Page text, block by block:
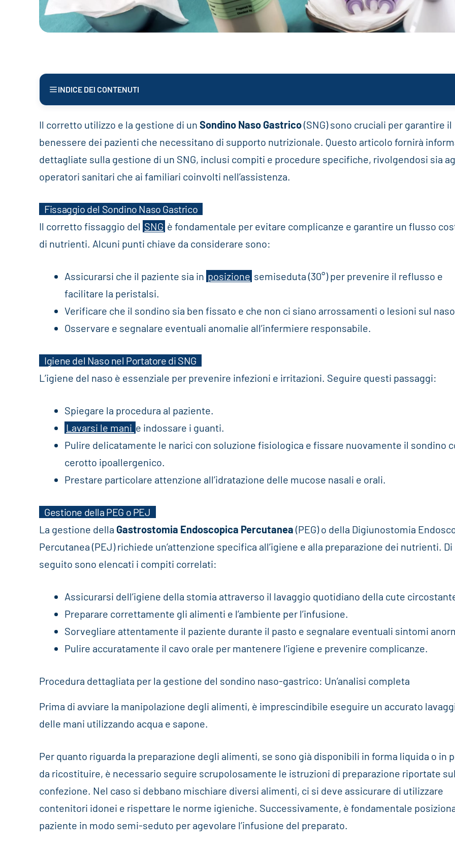
INDICE DEI CONTENUTI
Il corretto utilizzo e la gestione di unSondino Naso Gastrico(SNG) sono cruciali per garantire il
benessere dei pazienti che necessitano di supporto nutrizionale. Questo articolo fornirà
dettagliate sulla gestione di un SNG, inclusi compiti e procedure specifiche, rivolgendosi sia
operatori sanitari che ai familiari coinvolti nell’assistenza.
Fissaggio del Sondino Naso Gastrico
Il corretto fissaggio del SNG è fondamentale per evitare complicanze e garantire un flusso
di nutrienti. Alcuni punti chiave da considerare sono:
Assicurarsi che il paziente sia in posizione semiseduta (30°) per prevenire il reflusso e
facilitare la peristalsi.
Verificare che il sondino sia ben fissato e che non ci siano arrossamenti o lesioni sul
Osservare e segnalare eventuali anomalie all’infermiere responsabile.
Igiene del Naso nel Portatore di SNG
L’igiene del naso è essenziale per prevenire infezioni e irritazioni. Seguire questi passaggi:
Spiegare la procedura al paziente.
Lavarsi le mani e indossare i guanti.
Pulire delicatamente le narici con soluzione fisiologica e fissare nuovamente il sondino
cerotto ipoallergenico.
Prestare particolare attenzione all’idratazione delle mucose nasali e orali.
Gestione della PEG o PEJ
La gestione della Gastrostomia Endoscopica Percutanea (PEG) o della Digiunostomia
Percutanea (PEJ) richiede un’attenzione specifica all’igiene e alla preparazione dei nutrienti. Di
seguito sono elencati i compiti correlati:
Assicurarsi dell’igiene della stomia attraverso il lavaggio quotidiano della cute
Preparare correttamente gli alimenti e l’ambiente per l’infusione.
Sorvegliare attentamente il paziente durante il pasto e segnalare eventuali sintomi
Pulire accuratamente il cavo orale per mantenere l’igiene e prevenire complicanze.
Procedura dettagliata per la gestione del sondino naso-gastrico: Un’analisi completa
Prima di avviare la manipolazione degli alimenti, è imprescindibile eseguire un accurato
delle mani utilizzando acqua e sapone.
Per quanto riguarda la preparazione degli alimenti, se sono già disponibili in forma liquida o in
da ricostituire, è necessario seguire scrupolosamente le istruzioni di preparazione riportate
confezione. Nel caso si debbano mischiare diversi alimenti, ci si deve assicurare di utilizzare
contenitori idonei e rispettare le norme igieniche. Successivamente, è fondamentale
paziente in modo semi-seduto per agevolare l’infusione del preparato.